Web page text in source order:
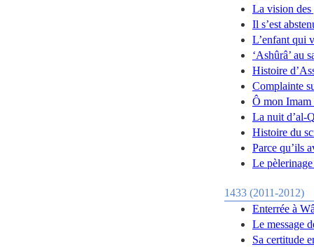
La vision des
Il s’est
L’enfant qui
‘Ashûrâ’ au
Histoire
Complainte
Ô mon Imam
La nuit d’al-
Histoire du
Parce qu’ils
Le
1433 (2011-2012)
Enterrée à
Le message
Sa certitude